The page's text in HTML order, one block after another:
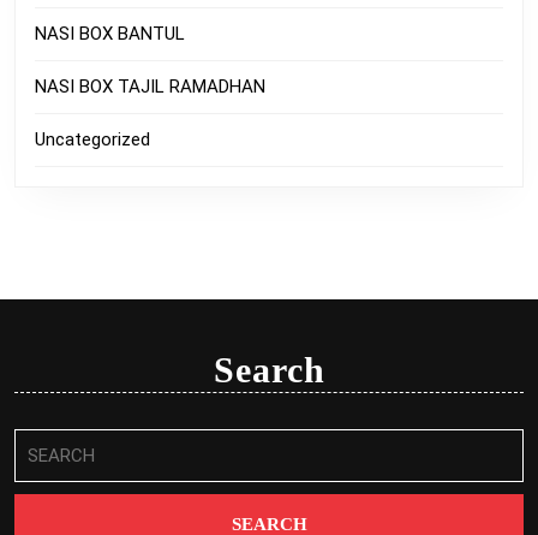
NASI BOX BANTUL
NASI BOX TAJIL RAMADHAN
Uncategorized
Search
for: